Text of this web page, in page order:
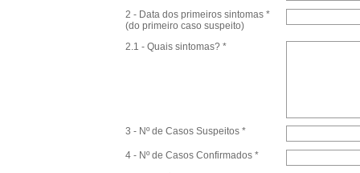
2 - Data dos primeiros sintomas *
(do primeiro caso suspeito)
2.1 - Quais sintomas? *
3 - Nº de Casos Suspeitos *
4 - Nº de Casos Confirmados *